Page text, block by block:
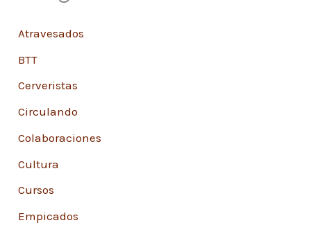
Atravesados
BTT
Cerveristas
Circulando
Colaboraciones
Cultura
Cursos
Empicados